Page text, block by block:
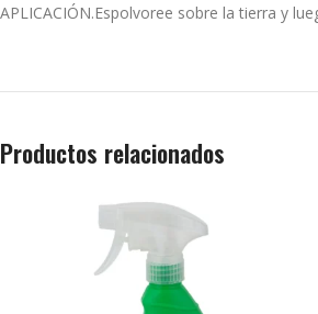
APLICACIÓN.Espolvoree sobre la tierra y
Productos relacionados